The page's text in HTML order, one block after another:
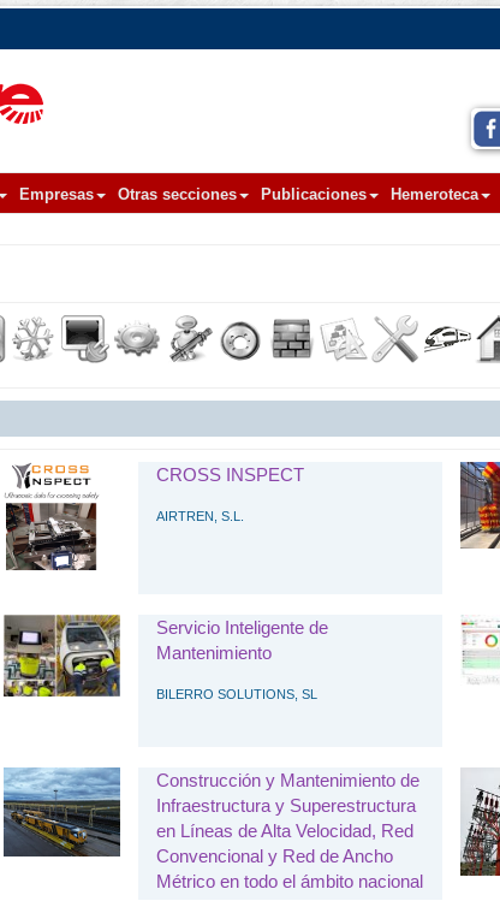
Empresas Otras secciones Publicaciones Hemeroteca
CROSS INSPECT
AIRTREN, S.L.
Servicio Inteligente de
Mantenimiento
BILERRO SOLUTIONS, SL
Construcción y Mantenimiento de
Infraestructura y Superestructura
en Líneas de Alta Velocidad, Red
Convencional y Red de Ancho
Métrico en todo el ámbito nacional